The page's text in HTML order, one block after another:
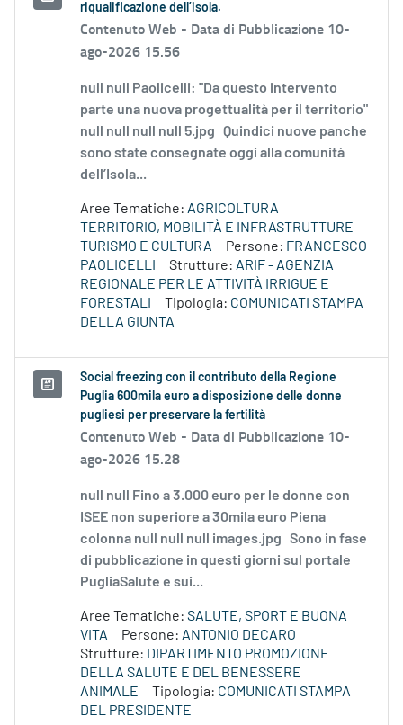
riqualificazione dell’isola.
Contenuto Web - Data di Pubblicazione 10-
ago-2026 15.56
null null Paolicelli: "Da questo intervento
parte una nuova progettualità per il territorio"
null null null null 5.jpg Quindici nuove panche
sono state consegnate oggi alla comunità
dell’Isola...
Aree Tematiche: AGRICOLTURA
TERRITORIO, MOBILITÀ E INFRASTRUTTURE
TURISMO E CULTURA
Persone: FRANCESCO
PAOLICELLI
Strutture: ARIF - AGENZIA
REGIONALE PER LE ATTIVITÀ IRRIGUE E
FORESTALI
Tipologia: COMUNICATI STAMPA
DELLA GIUNTA
Social freezing con il contributo della Regione
Puglia 600mila euro a disposizione delle donne
pugliesi per preservare la fertilità
Contenuto Web - Data di Pubblicazione 10-
ago-2026 15.28
null null Fino a 3.000 euro per le donne con
ISEE non superiore a 30mila euro Piena
colonna null null null images.jpg Sono in fase
di pubblicazione in questi giorni sul portale
PugliaSalute e sui...
Aree Tematiche: SALUTE, SPORT E BUONA
VITA
Persone: ANTONIO DECARO
Strutture: DIPARTIMENTO PROMOZIONE
DELLA SALUTE E DEL BENESSERE
ANIMALE
Tipologia: COMUNICATI STAMPA
DEL PRESIDENTE